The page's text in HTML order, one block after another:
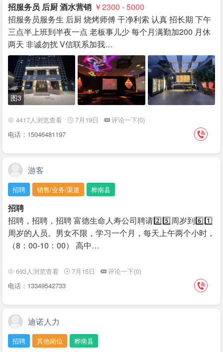
招服务员 后厨 酒水营销 ￥2300 - 5000
招服务员服务生 后厨 烧烤师傅 干净利索 认真 招长期 下午
三点半上班到半夜一点 老板事儿少 每个月满勤加200 月休
两天 非诚勿扰 V信联系加我…
图3
4417人浏览查看 7月19日
评论一下(0)
电话：15046481197
游客
招聘 销售/业务/渠道 桦南县
招聘
招聘，招聘，招聘 富德生命人寿公司聘请2️⃣5️⃣周岁到6️⃣1️⃣
周岁的人员。男女不限，学习一个月，每天上午两个小时，
（8：00-10：00） 高中…
693人浏览查看 7月15日
评论一下(0)
电话：13349542733
迪诺人力
招聘 其他岗位 桦南县